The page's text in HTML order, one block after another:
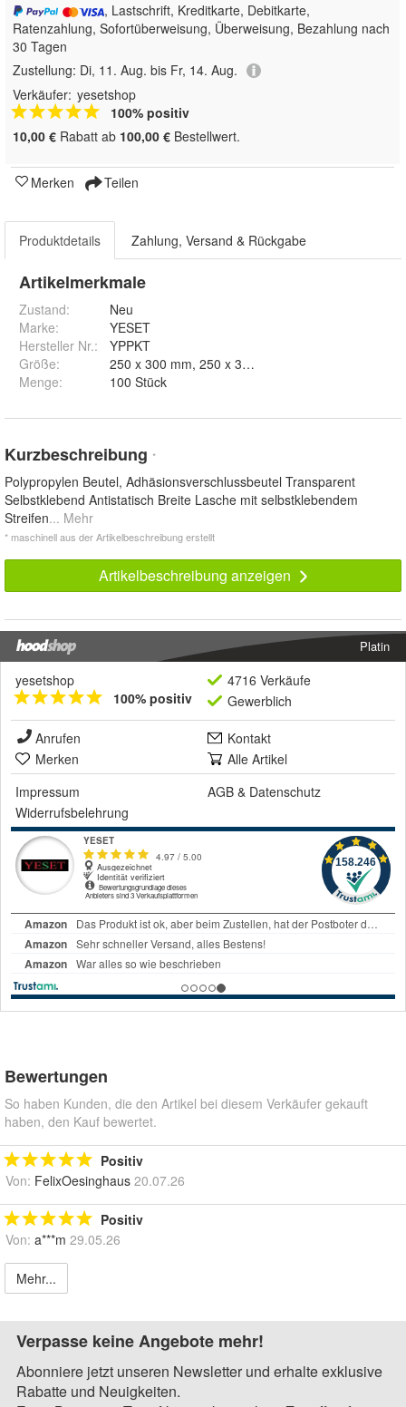
, Lastschrift, Kreditkarte, Debitkarte,
Ratenzahlung, Sofortüberweisung, Überweisung, Bezahlung nach
30 Tagen
Zustellung: Di, 11. Aug. bis Fr, 14. Aug.
Verkäufer: yesetshop
100% positiv
10,00 € Rabatt ab 100,00 € Bestellwert.
Merken Teilen
Produktdetails Zahlung, Versand & Rückgabe
Artikelmerkmale
Zustand:
Neu
Marke:
YESET
Hersteller Nr.:
YPPKT
Größe:
250 x 300 mm, 250 x 350 mm, 250 x 400 mm,
Menge: 100 Stück
Kurzbeschreibung *
Polypropylen Beutel, Adhäsionsverschlussbeutel Transparent
Selbstklebend Antistatisch Breite Lasche mit selbstklebendem
Streifen... Mehr
* maschinell aus der Artikelbeschreibung erstellt
Artikelbeschreibung anzeigen
Platin
yesetshop
100% positiv
4716 Verkäufe
Gewerblich
Anrufen
Kontakt
Merken
Alle Artikel
Impressum
AGB & Datenschutz
Widerrufsbelehrung
Bewertungen
So haben Kunden, die den Artikel bei diesem Verkäufer gekauft
haben, den Kauf bewertet.
Positiv
Von: FelixOesinghaus 20.07.26
Positiv
Von: a***m 29.05.26
Mehr...
Verpasse keine Angebote mehr!
Abonniere jetzt unseren Newsletter und erhalte exklusive
Rabatte und Neuigkeiten.